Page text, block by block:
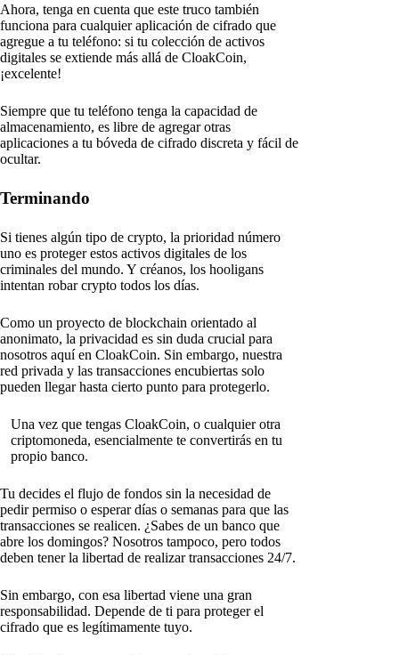
Ahora, tenga en cuenta que este truco también
funciona para cualquier aplicación de cifrado que
agregue a tu teléfono: si tu colección de activos
digitales se extiende más allá de CloakCoin,
¡excelente!
Siempre que tu teléfono tenga la capacidad de
almacenamiento, es libre de agregar otras
aplicaciones a tu bóveda de cifrado discreta y fácil de
ocultar.
Terminando
Si tienes algún tipo de crypto, la prioridad número
uno es proteger estos activos digitales de los
criminales del mundo. Y créanos, los hooligans
intentan robar crypto todos los días.
Como un proyecto de blockchain orientado al
anonimato, la privacidad es sin duda crucial para
nosotros aquí en CloakCoin. Sin embargo, nuestra
red privada y las transacciones encubiertas solo
pueden llegar hasta cierto punto para protegerlo.
Una vez que tengas CloakCoin, o cualquier otra
criptomoneda, esencialmente te convertirás en tu
propio banco.
Tu decides el flujo de fondos sin la necesidad de
pedir permiso o esperar días o semanas para que las
transacciones se realicen. ¿Sabes de un banco que
abre los domingos? Nosotros tampoco, pero todos
deben tener la libertad de realizar transacciones 24/7.
Sin embargo, con esa libertad viene una gran
responsabilidad. Depende de ti para proteger el
cifrado que es legítimamente tuyo.